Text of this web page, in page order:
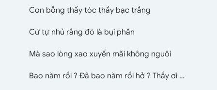
Con bỗng thấy tóc thầy bạc trắng
Cứ tự nhủ rằng đó là bụi phấn
Mà sao lòng xao xuyến mãi không nguôi
Bao năm rồi ? Đã bao năm rồi hở ? Thầy ơi …